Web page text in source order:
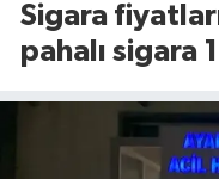
Sigara
pahalı sigara